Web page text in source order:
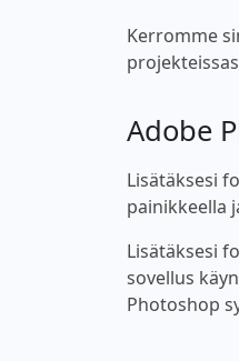
Kerromme
Adobe
Lisätäksesi
painikkeella
Lisätäksesi
sovellus
Photoshop